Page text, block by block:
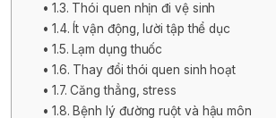
1.3. Thói quen nhịn đi vệ sinh
1.4. Ít vận động, lười tập thể dục
1.5. Lạm dụng thuốc
1.6. Thay đổi thói quen sinh hoạt
1.7. Căng thẳng, stress
1.8. Bệnh lý đường ruột và hậu môn